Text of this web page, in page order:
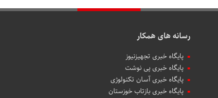
رسانه های همکار
پایگاه خبری تجهیزنیوز
پایگاه خبری پی نوشت
پایگاه خبری آسان تکنولوژی
پایگاه خبری بازتاب خوزستان